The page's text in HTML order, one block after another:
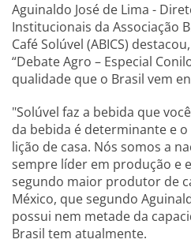
Aguinaldo José de Lima -
Institucionais da Associação
Café Solúvel (ABICS)
“Debate Agro – Especial
qualidade que o Brasil vem
"Solúvel faz a bebida que
da bebida é determinante e
lição de casa. Nós somos a
sempre líder em produção e
segundo maior produtor de
México, que segundo
possui nem metade da
Brasil tem atualmente.